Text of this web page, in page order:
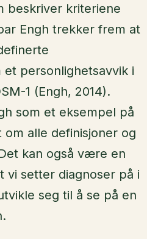
beskriver kriteriene
Engh trekker frem at
et personlighetsavvik i
1 (Engh, 2014).
som et eksempel på
alle definisjoner og
kan også være en
vi setter diagnoser på i
seg til å se på en